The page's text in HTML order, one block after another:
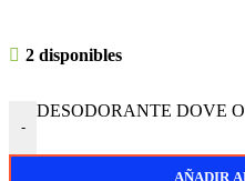
2 disponibles
-
DESODORANTE DOVE
AÑADIR